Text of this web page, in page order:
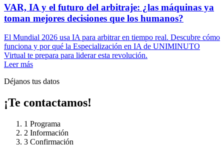
VAR, IA y el futuro del arbitraje: ¿las máquinas ya
toman mejores decisiones que los humanos?
El Mundial 2026 usa IA para arbitrar en tiempo real. Descubre cómo
funciona y por qué la Especialización en IA de UNIMINUTO
Virtual te prepara para liderar esta revolución.
Leer más
Déjanos tus datos
¡Te contactamos!
1 Programa
2 Información
3 Confirmación